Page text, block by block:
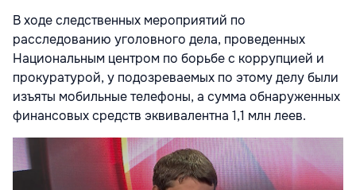
В ходе следственных мероприятий по
расследованию уголовного дела, проведенных
Национальным центром по борьбе с коррупцией и
прокуратурой, у подозреваемых по этому делу были
изъяты мобильные телефоны, а сумма обнаруженных
финансовых средств эквивалентна 1,1 млн леев.